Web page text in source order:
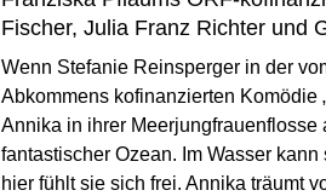
Fischer, Julia Franz Richter und
Wenn Stefanie Reinsperger in der
Abkommens kofinanzierten Komödie
Annika in ihrer
fantastischer Ozean. Im Wasser
hier fühlt sie sich frei. Annika träumt